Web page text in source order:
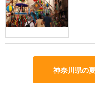
神奈川県の